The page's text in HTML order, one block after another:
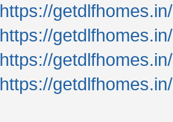
https://
https://
https://
https://